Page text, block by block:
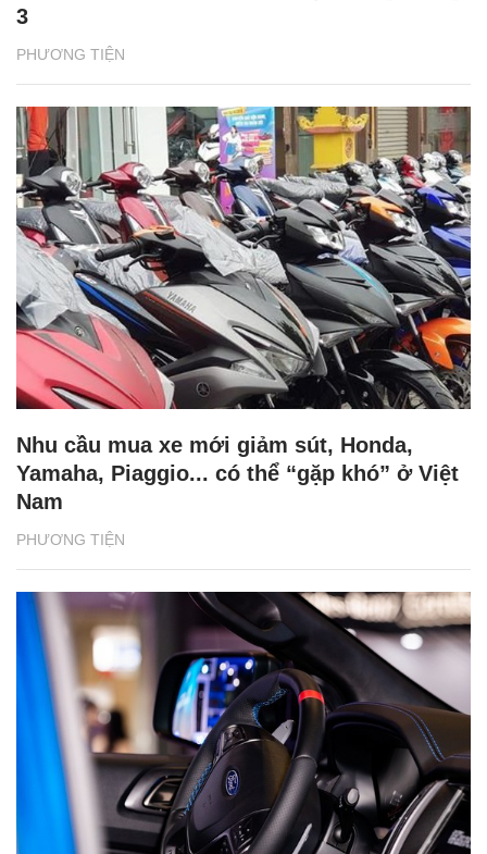
PHƯƠNG TIỆN
3
PHƯƠNG TIỆN
Nhu cầu mua xe mới giảm sút, Honda,
Yamaha, Piaggio... có thể “gặp khó” ở Việt
Nam